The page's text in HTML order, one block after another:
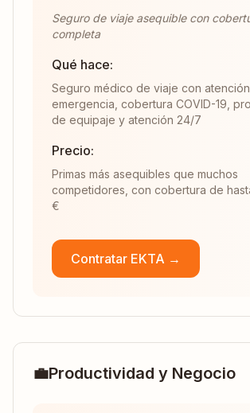
Seguro de viaje asequible con
completa
Qué hace:
Seguro médico de viaje con
emergencia, cobertura COVID-19,
de equipaje y atención 24/7
Precio:
Primas más asequibles que muchos
competidores, con cobertura de
€
Contratar EKTA →
💼Productividad y Negocio